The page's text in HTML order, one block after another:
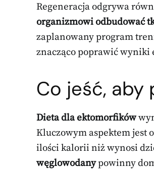
Regeneracja odgrywa
organizmowi odbudować
zaplanowany program
znacząco poprawić
Co jeść,
Dieta dla ektomorfików
Kluczowym aspektem jest
ilości kalorii niż wynosi
węglowodanypowinny